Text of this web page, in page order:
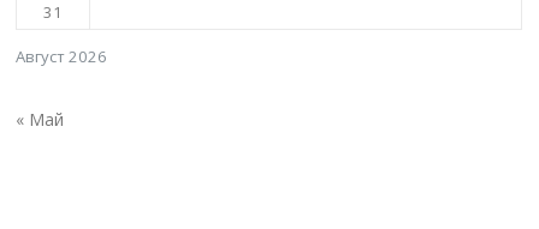
Август 2026
31
« Май